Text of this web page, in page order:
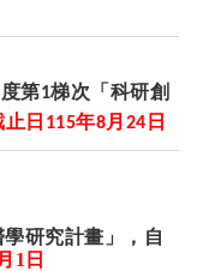
第1梯次「科研創
日 115年8月 24 日
學研究計畫」，自
月 1日